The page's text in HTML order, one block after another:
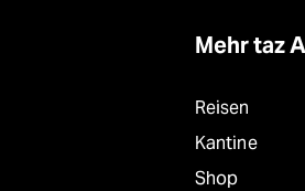
Mehr taz
Reisen
Kantine
Shop